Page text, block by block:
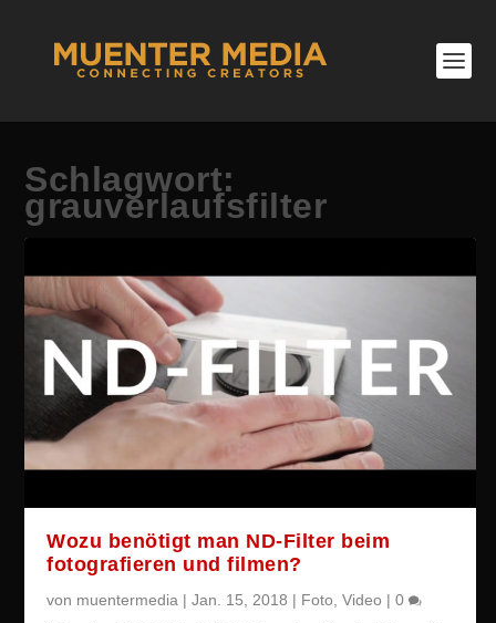
Schlagwort:
grauverlaufsfilter
Wozu benötigt man ND-Filter beim
fotografieren und filmen?
von muentermedia |Jan. 15, 2018 | Foto ,Video |0